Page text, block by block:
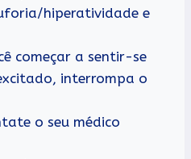
hiperatividade e
começar a sentir-se
interrompa o
o seu médico